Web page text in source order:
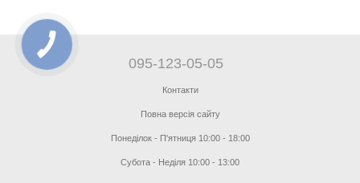
095-123-05-05
Контакти
Повна версія сайту
Понеділок - П'ятниця 10:00 - 18:00
Субота - Неділя 10:00 - 13:00